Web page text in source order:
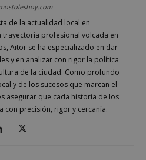
de la actualidad local en
trayectoria profesional volcada en
Aitor se ha especializado en dar
y en analizar con rigor la política
de la ciudad. Como profundo
y de los sucesos que marcan el
asegurar que cada historia de los
con precisión, rigor y cercanía.
Cloudflare Inc.
.x.com